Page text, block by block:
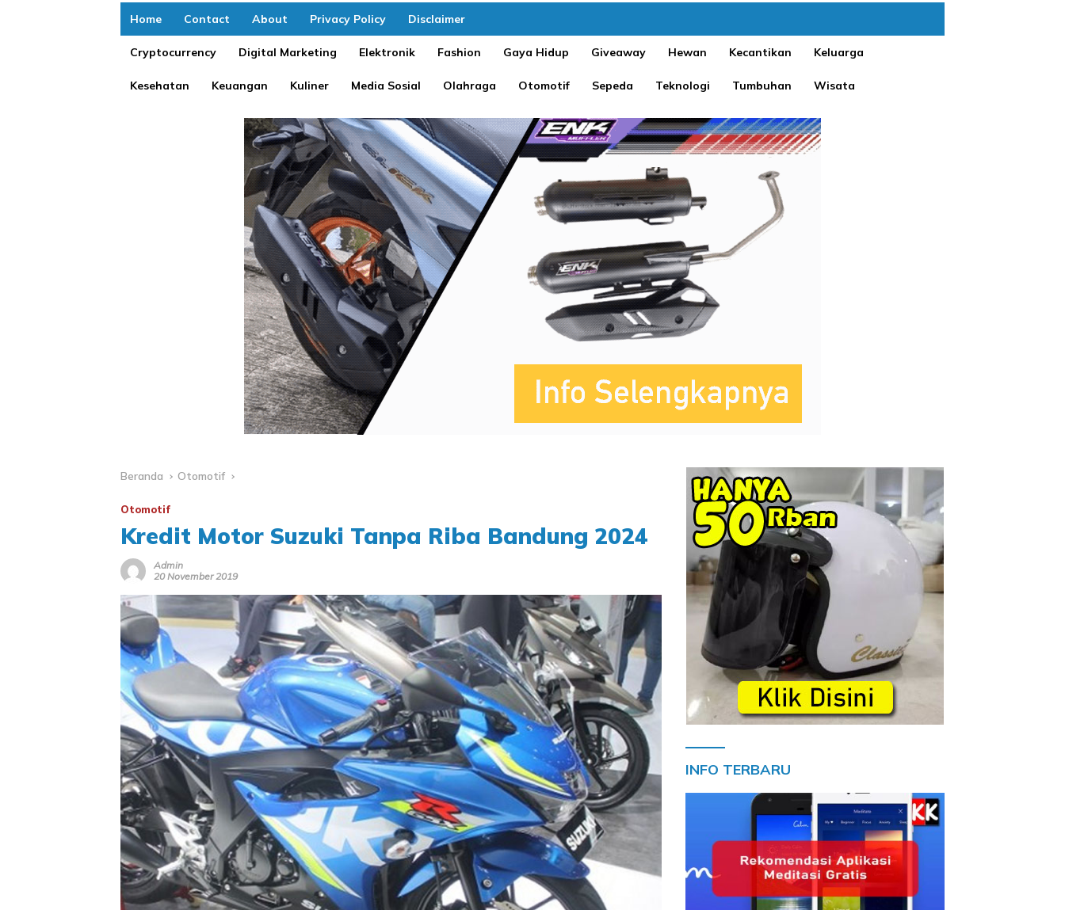
Home Contact About Privacy Policy Disclaimer
Cryptocurrency Digital Marketing Elektronik Fashion Gaya Hidup Giveaway Hewan Kecantikan Keluarga
Kesehatan Keuangan Kuliner Media Sosial Olahraga Otomotif Sepeda Teknologi Tumbuhan Wisata
Beranda Otomotif
Otomotif
Kredit Motor Suzuki Tanpa Riba Bandung 2024
Admin
20 November 2019
INFO TERBARU